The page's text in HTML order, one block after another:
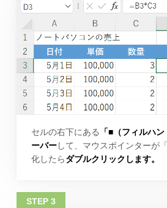
セルの右下にある 「■（フィルハ
ーバーして、マウスポインターが
化したらダブルクリックします。